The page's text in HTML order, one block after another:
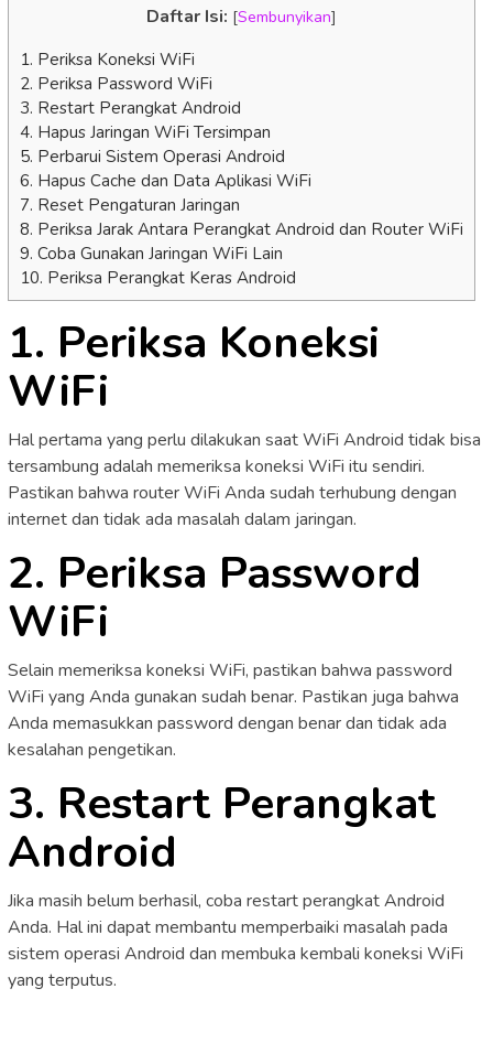
Daftar Isi: [Sembunyikan]
1. Periksa Koneksi WiFi
2. Periksa Password WiFi
3. Restart Perangkat Android
4. Hapus Jaringan WiFi Tersimpan
5. Perbarui Sistem Operasi Android
6. Hapus Cache dan Data Aplikasi WiFi
7. Reset Pengaturan Jaringan
8. Periksa Jarak Antara Perangkat Android dan Router WiFi
9. Coba Gunakan Jaringan WiFi Lain
10. Periksa Perangkat Keras Android
1. Periksa Koneksi
WiFi
Hal pertama yang perlu dilakukan saat WiFi Android tidak bisa
tersambung adalah memeriksa koneksi WiFi itu sendiri.
Pastikan bahwa router WiFi Anda sudah terhubung dengan
internet dan tidak ada masalah dalam jaringan.
2. Periksa Password
WiFi
Selain memeriksa koneksi WiFi, pastikan bahwa password
WiFi yang Anda gunakan sudah benar. Pastikan juga bahwa
Anda memasukkan password dengan benar dan tidak ada
kesalahan pengetikan.
3. Restart Perangkat
Android
Jika masih belum berhasil, coba restart perangkat Android
Anda. Hal ini dapat membantu memperbaiki masalah pada
sistem operasi Android dan membuka kembali koneksi WiFi
yang terputus.